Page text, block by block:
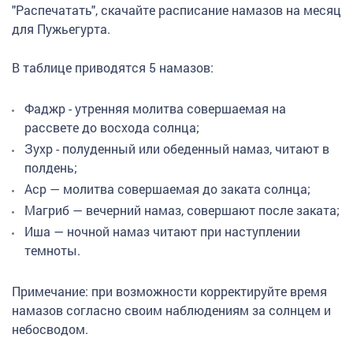
"Распечатать", скачайте расписание намазов на месяц
для Пужьегурта.
В таблице приводятся 5 намазов:
Фаджр - утренняя молитва совершаемая на
рассвете до восхода солнца;
Зухр - полуденный или обеденный намаз, читают в
полдень;
Аср — молитва совершаемая до заката солнца;
Магриб — вечерний намаз, совершают после заката;
Иша — ночной намаз читают при наступлении
темноты.
Примечание: при возможности корректируйте время
намазов согласно своим наблюдениям за солнцем и
небосводом.